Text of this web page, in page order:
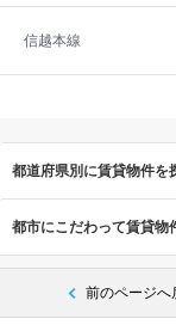
信越本線
都道府県別に賃貸物件を
都市にこだわって賃貸物
前のページへ